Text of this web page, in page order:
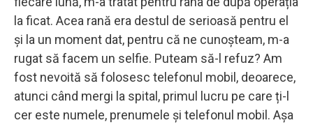
la ficat. Acea rană era destul de serioasă pentru el
și la un moment dat, pentru că ne cunoșteam, m-a
rugat să facem un selfie. Puteam să-l refuz? Am
fost nevoită să folosesc telefonul mobil, deoarece,
atunci când mergi la spital, primul lucru pe care ți-l
cer este numele, prenumele și telefonul mobil. Așa